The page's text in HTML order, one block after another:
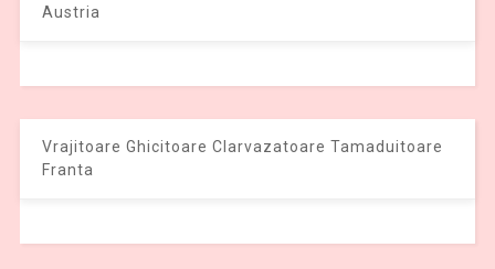
Austria
Vrajitoare Ghicitoare Clarvazatoare Tamaduitoare
Franta